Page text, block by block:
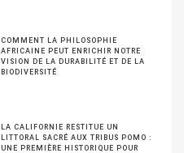
COMMENT LA PHILOSOPHIE
AFRICAINE PEUT ENRICHIR NOTRE
VISION DE LA DURABILITÉ ET DE LA
BIODIVERSITÉ
LA CALIFORNIE RESTITUE UN
LITTORAL SACRÉ AUX TRIBUS POMO :
UNE PREMIÈRE HISTORIQUE POUR